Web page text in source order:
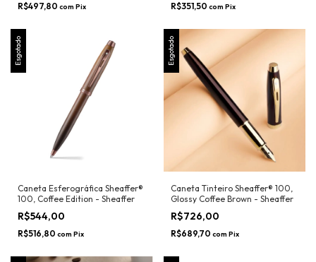
R$497,80 com Pix R$351,50 com Pix
Esgotado
Caneta Esferográfica Sheaffer®
100, Coffee Edition - Sheaffer
R$544,00
R$516,80 com Pix
Esgotado
Caneta Tinteiro Sheaffer® 100,
Glossy Coffee Brown - Sheaffer
R$726,00
R$689,70 com Pix